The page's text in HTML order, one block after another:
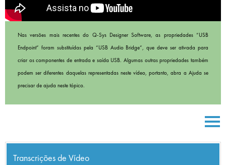
Nas versões mais recentes do Q-Sys Designer Software, as propriedades “USB
Endpoint” foram substituídas pela “USB Audio Bridge”, que deve ser ativada para
criar os componentes de entrada e saída USB. Algumas outras propriedades também
podem ser diferentes daquelas representadas neste vídeo, portanto, abra a Ajuda se
precisar de ajuda neste tópico.
Transcrições de Vídeo